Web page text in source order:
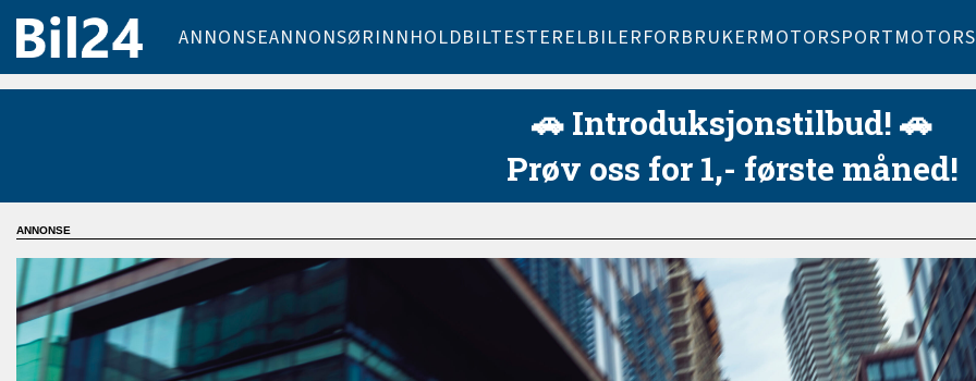
ANNONSEANNONSØRINNHOLDBILTESTERELBILERFORBRUKERMOTORSPORT
🚗 Introduksjonstilbud! 🚗
Prøv oss for 1,- første måned!